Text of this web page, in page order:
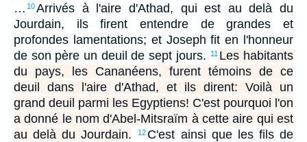
… 10Arrivés à l'aire d'Athad, qui est au delà du
Jourdain, ils firent entendre de grandes et
profondes lamentations; et Joseph fit en l'honneur
de son père un deuil de sept jours.
11 Les habitants
du pays, les Cananéens, furent témoins de ce
deuil dans l'aire d'Athad, et ils dirent: Voilà un
grand deuil parmi les Egyptiens! C'est pourquoi l'on
a donné le nom d'Abel-Mitsraïm à cette aire qui est
au delà du Jourdain.
12 C'est ainsi que les fils de